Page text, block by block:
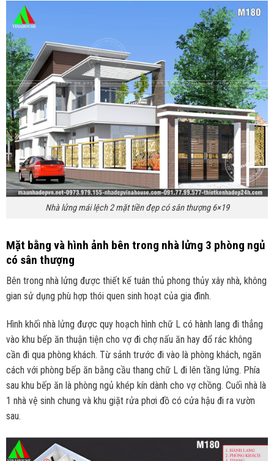
Nhà lửng mái lệch 2 mặt tiền đẹp có sân thượng 6×19
Mặt bằng và hình ảnh bên trong nhà lửng 3 phòng ngủ
có sân thượng
Bên trong nhà lửng được thiết kế tuân thủ phong thủy xây nhà, không
gian sử dụng phù hợp thói quen sinh hoạt của gia đình.
Hình khối nhà lửng được quy hoạch hình chữ L có hành lang đi thẳng
vào khu bếp ăn thuận tiện cho vợ đi chợ nấu ăn hay đổ rác không
cần đi qua phòng khách. Từ sảnh trước đi vào là phòng khách, ngăn
cách với phòng bếp ăn bằng cầu thang chữ L đi lên tầng lửng. Phía
sau khu bếp ăn là phòng ngủ khép kín dành cho vợ chồng. Cuối nhà là
1 nhà vệ sinh chung và khu giặt rửa phơi đồ có cửa hậu đi ra vườn
sau.